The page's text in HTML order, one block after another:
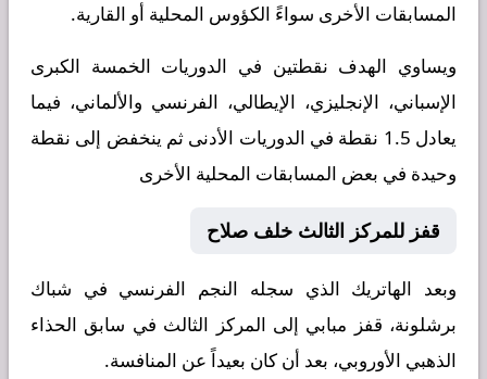
المسابقات الأخرى سواءً الكؤوس المحلية أو القارية.
ويساوي الهدف نقطتين في الدوريات الخمسة الكبرى
الإسباني، الإنجليزي، الإيطالي، الفرنسي والألماني، فيما
يعادل 1.5 نقطة في الدوريات الأدنى ثم ينخفض إلى نقطة
وحيدة في بعض المسابقات المحلية الأخرى
قفز للمركز الثالث خلف صلاح
وبعد الهاتريك الذي سجله النجم الفرنسي في شباك
برشلونة، قفز مبابي إلى المركز الثالث في سابق الحذاء
الذهبي الأوروبي، بعد أن كان بعيداً عن المنافسة.